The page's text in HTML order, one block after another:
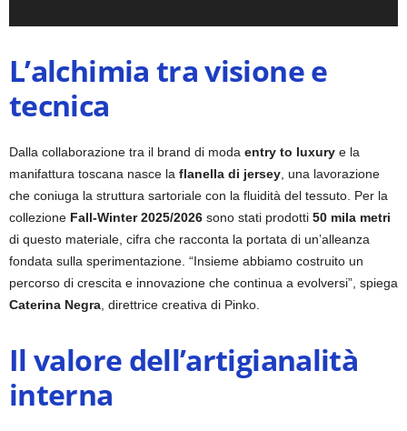
L’alchimia tra visione e
tecnica
Dalla collaborazione tra il brand di moda entry to luxury e la
manifattura toscana nasce la flanella di jersey , una lavorazione
che coniuga la struttura sartoriale con la fluidità del tessuto. Per la
collezione Fall-Winter 2025/2026 sono stati prodotti 50 mila metri
di questo materiale, cifra che racconta la portata di un’alleanza
fondata sulla sperimentazione. “Insieme abbiamo costruito un
percorso di crescita e innovazione che continua a evolversi”, spiega
Caterina Negra , direttrice creativa di Pinko.
Il valore dell’artigianalità
interna